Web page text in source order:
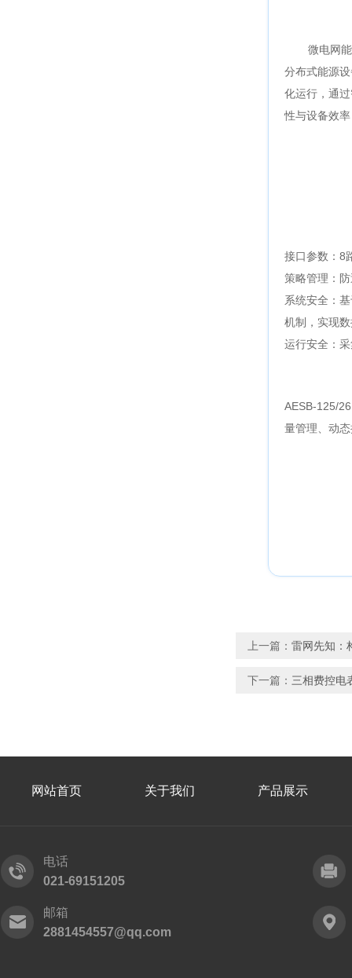
微电网
分布式能源
化运行，通
性与设备效
接口参数：8
策略管理：
系统安全：
机制，实现
运行安全：
AESB-125/
量管理、动
上一篇： 雷网先知：
下一篇： 三相费控电
网站首页 关于我们 产品展示
电话
021-69151205
邮箱
2881454557@qq.com